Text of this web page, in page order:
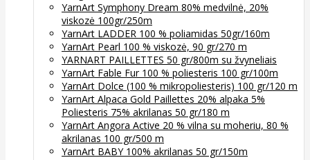
YarnArt Symphony Dream 80% medvilnė, 20%
viskozė 100gr/250m
YarnArt LADDER 100 % poliamidas 50gr/160m
YarnArt Pearl 100 % viskozė, 90 gr/270 m
YARNART PAILLETTES 50 gr/800m su žvyneliais
YarnArt Fable Fur 100 % poliesteris 100 gr/100m
YarnArt Dolce (100 % mikropoliesteris) 100 gr/120 m
YarnArt Alpaca Gold Paillettes 20% alpaka 5%
Poliesteris 75% akrilanas 50 gr/180 m
YarnArt Angora Active 20 % vilna su moheriu, 80 %
akrilanas 100 gr/500 m
YarnArt BABY 100% akrilanas 50 gr/150m